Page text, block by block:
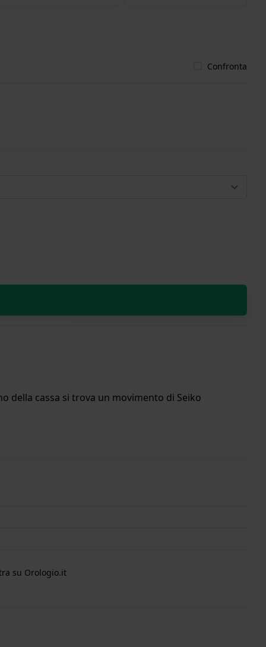
Confronta
della cassa si trova un movimento di Seiko
su Orologio.it